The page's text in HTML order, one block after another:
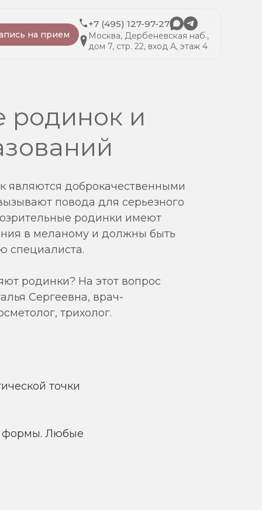
на прием
+7 (495) 127-97-27
Москва, Дербеневская наб.,
дом 7, стр. 22, вход А, этаж 4
родинок и
являются доброкачественными
повода для серьезного
родинки имеют
в меланому и должны быть
специалиста.
родинки? На этот вопрос
Сергеевна, врач-
трихолог.
точки
формы. Любые